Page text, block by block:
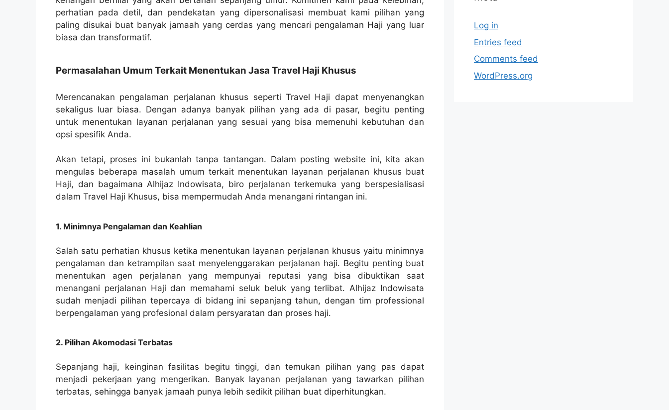
perhatian pada detil, dan pendekatan yang dipersonalisasi membuat kami pilihan yang
paling disukai buat banyak jamaah yang cerdas yang mencari pengalaman Haji yang luar
biasa dan transformatif.
Permasalahan Umum Terkait Menentukan Jasa Travel Haji Khusus
Merencanakan pengalaman perjalanan khusus seperti Travel Haji dapat menyenangkan
sekaligus luar biasa. Dengan adanya banyak pilihan yang ada di pasar, begitu penting
untuk menentukan layanan perjalanan yang sesuai yang bisa memenuhi kebutuhan dan
opsi spesifik Anda.
Akan tetapi, proses ini bukanlah tanpa tantangan. Dalam posting website ini, kita akan
mengulas beberapa masalah umum terkait menentukan layanan perjalanan khusus buat
Haji, dan bagaimana Alhijaz Indowisata, biro perjalanan terkemuka yang berspesialisasi
dalam Travel Haji Khusus, bisa mempermudah Anda menangani rintangan ini.
1. Minimnya Pengalaman dan Keahlian
Salah satu perhatian khusus ketika menentukan layanan perjalanan khusus yaitu minimnya
pengalaman dan ketrampilan saat menyelenggarakan perjalanan haji. Begitu penting buat
menentukan agen perjalanan yang mempunyai reputasi yang bisa dibuktikan saat
menangani perjalanan Haji dan memahami seluk beluk yang terlibat. Alhijaz Indowisata
sudah menjadi pilihan tepercaya di bidang ini sepanjang tahun, dengan tim professional
berpengalaman yang profesional dalam persyaratan dan proses haji.
2. Pilihan Akomodasi Terbatas
Sepanjang haji, keinginan fasilitas begitu tinggi, dan temukan pilihan yang pas dapat
menjadi pekerjaan yang mengerikan. Banyak layanan perjalanan yang tawarkan pilihan
terbatas, sehingga banyak jamaah punya lebih sedikit pilihan buat diperhitungkan.
Log in
Entries feed
Comments feed
WordPress.org